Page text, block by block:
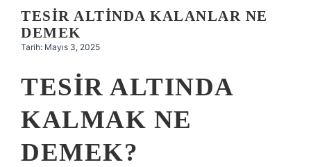
Hakkımızda
TESIR ALTINDA KALANLAR NE
DEMEK
Tarih: Mayıs 3, 2025
TESIR ALTINDA
KALMAK NE
DEMEK?